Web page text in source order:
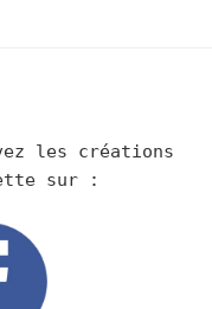
les créations